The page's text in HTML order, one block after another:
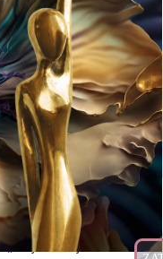
Srbije
e-
je u